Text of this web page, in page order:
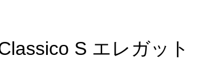
S エレガット